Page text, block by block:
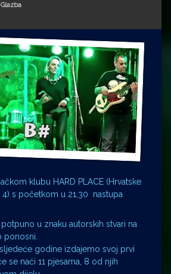
Kategorije:
Glazba
klubu HARD PLACE (Hrvatske
4) s početkom u 21,30 nastupa
u znaku autorskih stvari na
ponosni.
godine izdajemo svoj prvi
se naći 11 pjesama, 8 od njih